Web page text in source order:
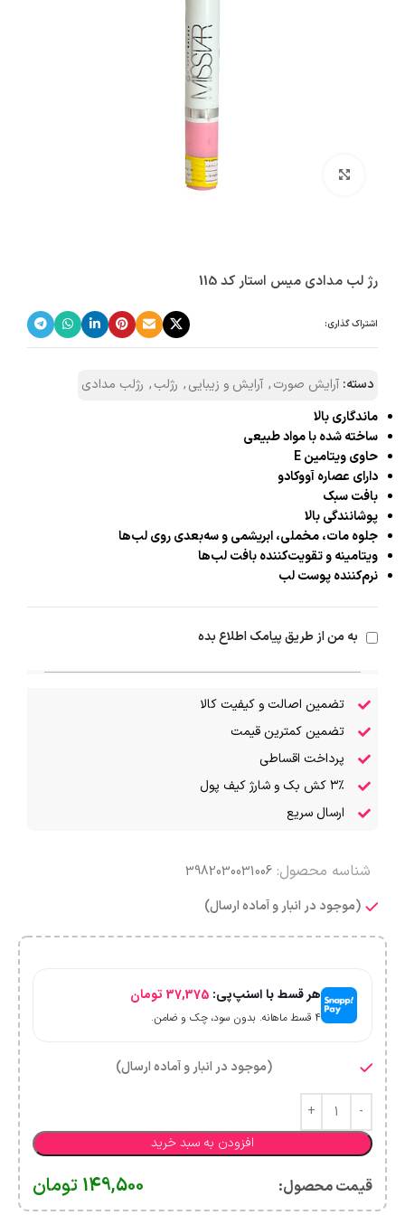
رژ لب مدادی میس استار کد 115
اشتراک گذاری:
دسته: آرایش صورت, آرایش و زیبایی, رژلب, رژلب مدادی
ماندگاری بالا
ساخته شده با مواد طبیعی
حاوی ویتامین E
دارای عصاره آووکادو
بافت سبک
پوشانندگی بالا
جلوه مات، مخملی، ابریشمی و سه‌بعدی روی لب‌ها
ویتامینه و تقویت‌کننده بافت لب‌ها
نرم‌کننده پوست لب
به من از طریق پیامک اطلاع بده
تضمین اصالت و کیفیت کالا
تضمین کمترین قیمت
پرداخت اقساطی
۳٪ کش بک و شارژ کیف پول
ارسال سریع
شناسه محصول: 3982030031006
(موجود در انبار و آماده ارسال)
هر قسط با اسنپ‌پی: 37,375 تومان
۴ قسط ماهانه. بدون سود، چک و ضامن.
(موجود در انبار و آماده ارسال)
افزودن به سبد خرید
قیمت محصول:​ 149,500 تومان